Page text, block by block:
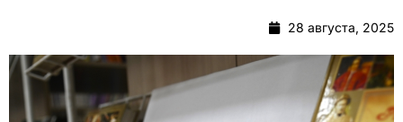
28 августа, 2025